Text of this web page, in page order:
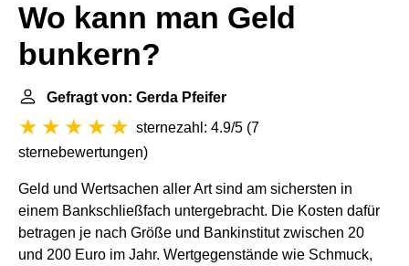
Wo kann man Geld
bunkern?
Gefragt von: Gerda Pfeifer
sternezahl: 4.9/5 (7
sternebewertungen)
Geld und Wertsachen aller Art sind am sichersten in
einem Bankschließfach untergebracht. Die Kosten dafür
betragen je nach Größe und Bankinstitut zwischen 20
und 200 Euro im Jahr. Wertgegenstände wie Schmuck,